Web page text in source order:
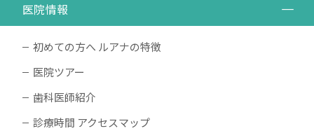
医院情報
初めての方へ ルアナの特徴
医院ツアー
歯科医師紹介
診療時間 アクセスマップ